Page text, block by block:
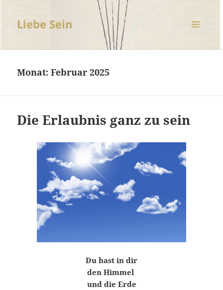
Liebe Sein
Monat:Februar 2025
Die Erlaubnis ganz zu sein
Du hast in dir
den Himmel
und die Erde